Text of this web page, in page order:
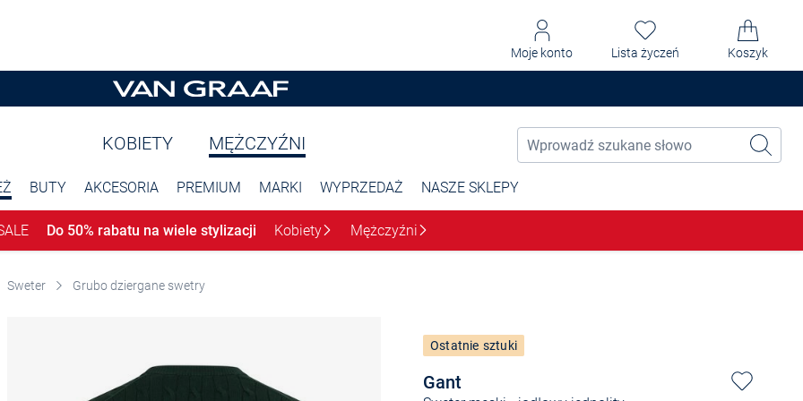
Moje konto Lista życzeń Koszyk
KOBIETY MĘŻCZYŹNI
BUTY AKCESORIA PREMIUM MARKI WYPRZEDAŻ NASZE SKLEPY
Do 50% rabatu na wiele stylizacji Kobiety Mężczyźni
Sweter Grubo dziergane swetry
Gant
Ostatnie sztuki